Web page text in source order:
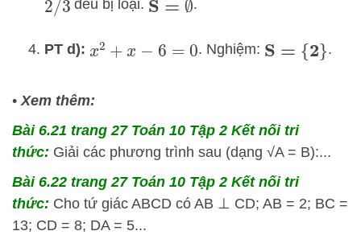
2/3 đều bị loại. S =∅ .
PT d): x2 +x− 6= 0 . Nghiệm: S ={2} .
•Xem thêm:
Bài 6.21 trang 27 Toán 10 Tập 2 Kết nối tri
thức: Giải các phương trình sau (dạng √A = B):...
Bài 6.22 trang 27 Toán 10 Tập 2 Kết nối tri
thức: Cho tứ giác ABCD có AB ⊥ CD; AB = 2; BC =
13; CD = 8; DA = 5...